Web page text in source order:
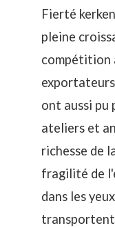
Fierté
pleine
compétition
ont aussi pu
ateliers et
richesse de
fragilité de
dans les
transportent